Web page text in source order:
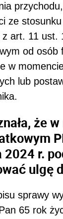
ze
art. 11 ust.
od osób
w
lub
że
2024 r.
ulgę
sprawy
65 rok